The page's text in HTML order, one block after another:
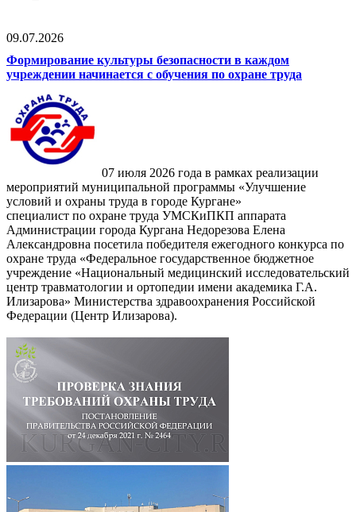
09.07.2026
Формирование культуры безопасности в каждом
учреждении начинается с обучения по охране труда
07 июля 2026 года в рамках реализации
мероприятий муниципальной программы «Улучшение
условий и охраны труда в городе Кургане»
специалист по охране труда УМСКиПКП аппарата
Администрации города Кургана Недорезова Елена
Александровна посетила победителя ежегодного конкурса по
охране труда «Федеральное государственное бюджетное
учреждение «Национальный медицинский исследовательский
центр травматологии и ортопедии имени академика Г.А.
Илизарова» Министерства здравоохранения Российской
Федерации (Центр Илизарова).